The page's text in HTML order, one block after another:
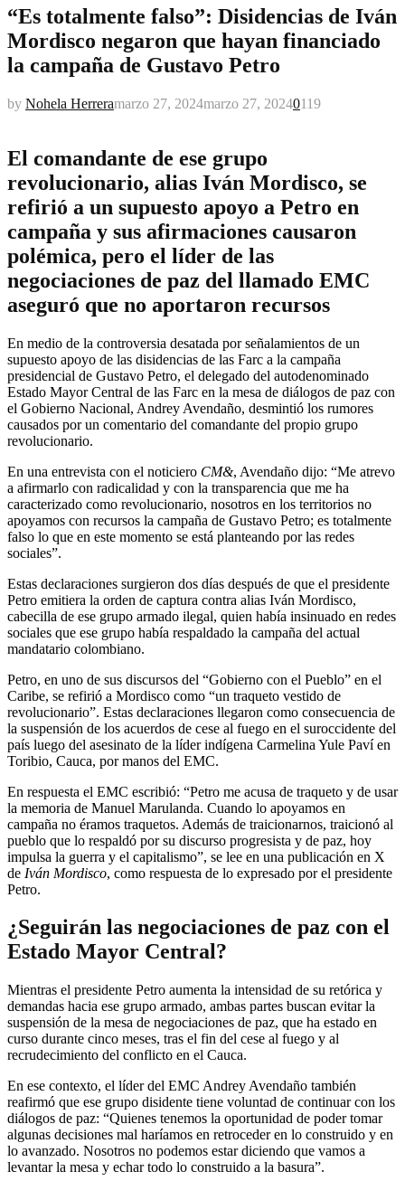
“Es totalmente falso”: Disidencias de Iván
Mordisco negaron que hayan financiado
la campaña de Gustavo Petro
by Nohela Herreramarzo 27, 2024marzo 27, 20240119
El comandante de ese grupo
revolucionario, alias Iván Mordisco, se
refirió a un supuesto apoyo a Petro en
campaña y sus afirmaciones causaron
polémica, pero el líder de las
negociaciones de paz del llamado EMC
aseguró que no aportaron recursos
En medio de la controversia desatada por señalamientos de un
supuesto apoyo de las disidencias de las Farc a la campaña
presidencial de Gustavo Petro, el delegado del autodenominado
Estado Mayor Central de las Farc en la mesa de diálogos de paz con
el Gobierno Nacional, Andrey Avendaño, desmintió los rumores
causados por un comentario del comandante del propio grupo
revolucionario.
En una entrevista con el noticiero CM&, Avendaño dijo: “Me atrevo
a afirmarlo con radicalidad y con la transparencia que me ha
caracterizado como revolucionario, nosotros en los territorios no
apoyamos con recursos la campaña de Gustavo Petro; es totalmente
falso lo que en este momento se está planteando por las redes
sociales”.
Estas declaraciones surgieron dos días después de que el presidente
Petro emitiera la orden de captura contra alias Iván Mordisco,
cabecilla de ese grupo armado ilegal, quien había insinuado en redes
sociales que ese grupo había respaldado la campaña del actual
mandatario colombiano.
Petro, en uno de sus discursos del “Gobierno con el Pueblo” en el
Caribe, se refirió a Mordisco como “un traqueto vestido de
revolucionario”. Estas declaraciones llegaron como consecuencia de
la suspensión de los acuerdos de cese al fuego en el suroccidente del
país luego del asesinato de la líder indígena Carmelina Yule Paví en
Toribio, Cauca, por manos del EMC.
En respuesta el EMC escribió: “Petro me acusa de traqueto y de usar
la memoria de Manuel Marulanda. Cuando lo apoyamos en
campaña no éramos traquetos. Además de traicionarnos, traicionó al
pueblo que lo respaldó por su discurso progresista y de paz, hoy
impulsa la guerra y el capitalismo”, se lee en una publicación en X
de Iván Mordisco, como respuesta de lo expresado por el presidente
Petro.
¿Seguirán las negociaciones de paz con el
Estado Mayor Central?
Mientras el presidente Petro aumenta la intensidad de su retórica y
demandas hacia ese grupo armado, ambas partes buscan evitar la
suspensión de la mesa de negociaciones de paz, que ha estado en
curso durante cinco meses, tras el fin del cese al fuego y al
recrudecimiento del conflicto en el Cauca.
En ese contexto, el líder del EMC Andrey Avendaño también
reafirmó que ese grupo disidente tiene voluntad de continuar con los
diálogos de paz: “Quienes tenemos la oportunidad de poder tomar
algunas decisiones mal haríamos en retroceder en lo construido y en
lo avanzado. Nosotros no podemos estar diciendo que vamos a
levantar la mesa y echar todo lo construido a la basura”.